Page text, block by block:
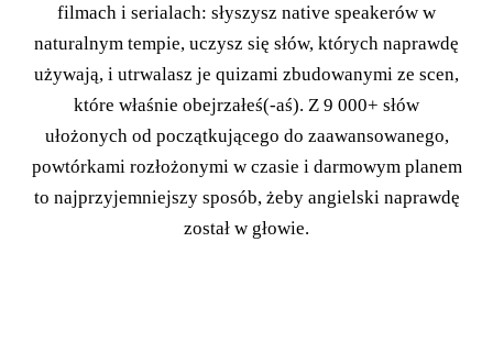
filmach i serialach: słyszysz native speakerów w
naturalnym tempie, uczysz się słów, których naprawdę
używają, i utrwalasz je quizami zbudowanymi ze scen,
które właśnie obejrzałeś(-aś). Z 9 000+ słów
ułożonych od początkującego do zaawansowanego,
powtórkami rozłożonymi w czasie i darmowym planem
to najprzyjemniejszy sposób, żeby angielski naprawdę
został w głowie.